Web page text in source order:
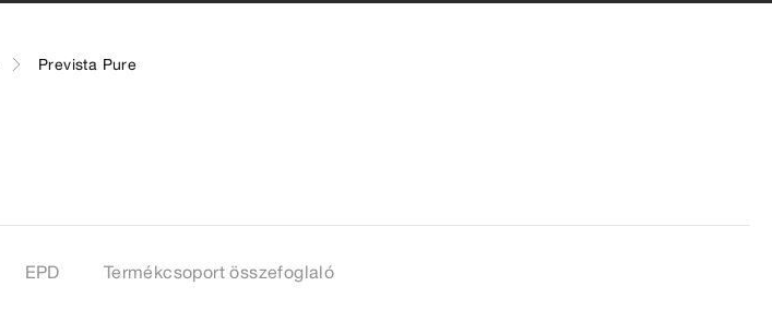
Prevista Pure
EPD Termékcsoport összefoglaló